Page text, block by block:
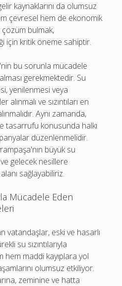
kaynaklarını da olumsuz
çevresel hem de ekonomik
bulmak,
için kritik öneme sahiptir.
bu sorunla mücadele
gerekmektedir. Su
yenilenmesi veya
ve sızıntıları en
Aynı zamanda,
tasarrufu konusunda halkı
düzenlenmelidir.
büyük su
ve gelecek nesillere
sağlayabiliriz.
Mücadele Eden
vatandaşlar, eski ve hasarlı
su sızıntılarıyla
hem maddi kayıplara yol
olumsuz etkiliyor.
zeminine ve hatta